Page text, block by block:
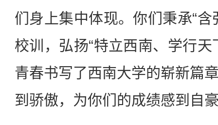
们身上集中体现。你们秉承“含
校训，弘扬“特立西南、学行天
青春书写了西南大学的崭新篇
到骄傲，为你们的成绩感到自